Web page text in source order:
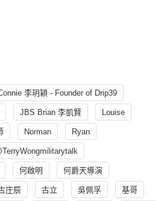
李玥穎 - Founder of Drip39
JBS Brian 李凱賢 Louise
Norman Ryan
何啟明 何爵天導演
庄辰 古立 吳佩孚 基哥